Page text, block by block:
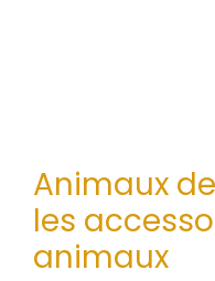
Animaux
les
animaux